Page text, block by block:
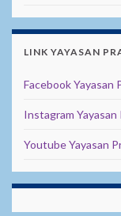
LINK YAYASAN
Facebook Yayasan
Instagram Yayasan
Youtube Yayasan